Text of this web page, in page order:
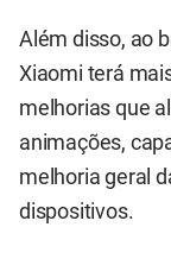
Além disso, ao
Xiaomi terá
melhorias que
animações,
melhoria geral
dispositivos.